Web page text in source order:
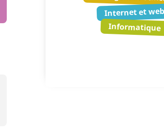
Internet et web
Informatique